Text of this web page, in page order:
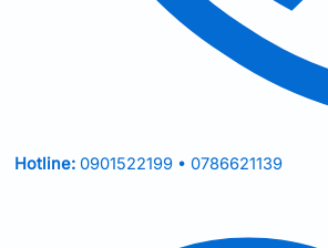
Hotline: 0901522199 • 0786621139